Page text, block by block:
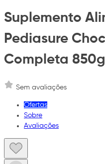
Suplemento
Pediasure
Completa 850g
Sem avaliações
Ofertas
Sobre
Avaliações